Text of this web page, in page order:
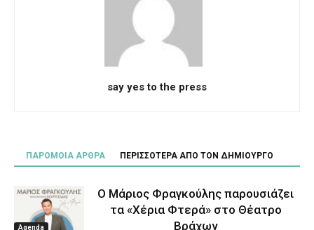
say yes to the press
ΠΑΡΟΜΟΙΑ ΑΡΘΡΑ ΠΕΡΙΣΣΟΤΕΡΑ ΑΠΟ ΤΟΝ ΔΗΜΙΟΥΡΓΟ
Agenda
Ο Μάριος Φραγκούλης παρουσιάζει
τα «Χέρια Φτερά» στο Θέατρο
Βράχων